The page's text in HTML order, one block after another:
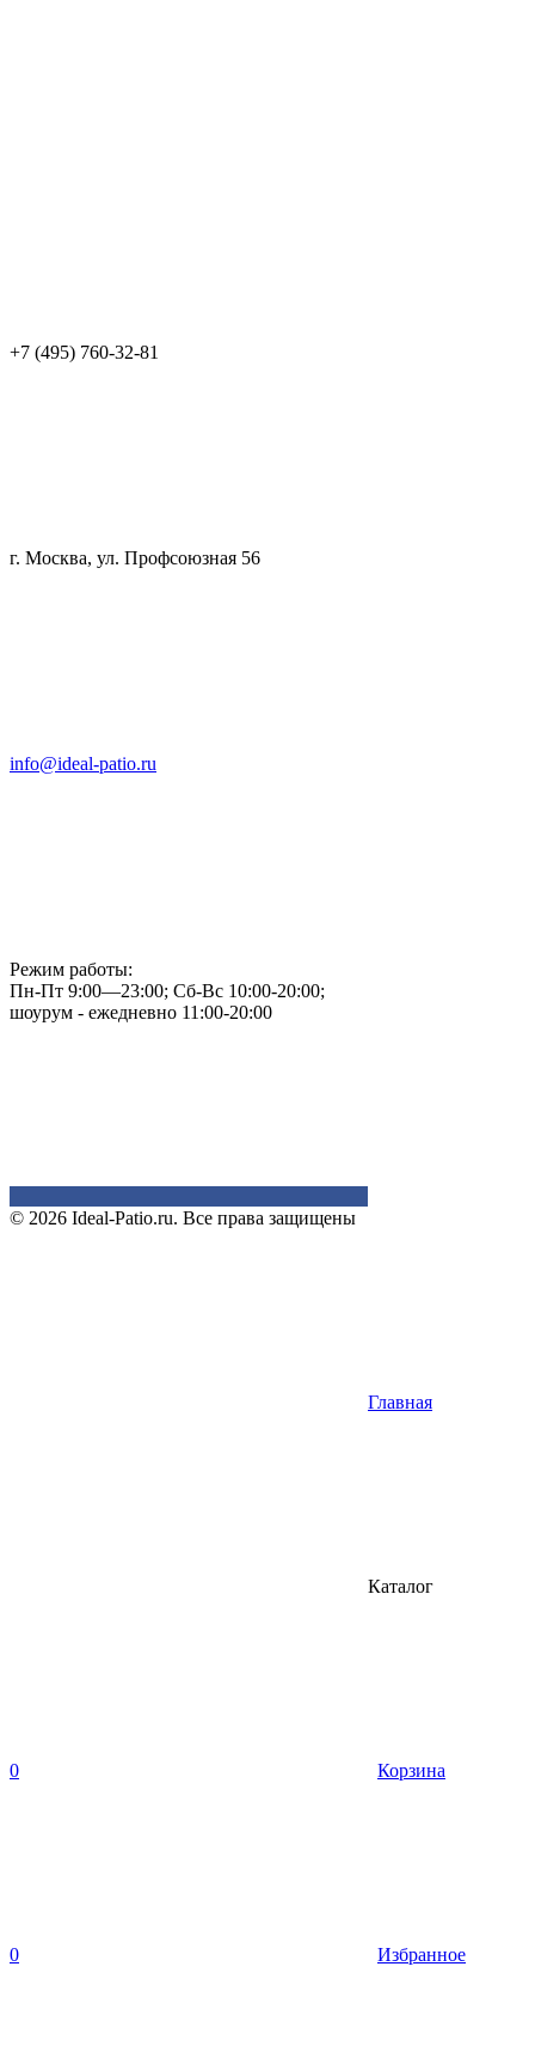
+7 (495) 760-32-81
г. Москва, ул. Профсоюзная 56
info@ideal-patio.ru
Режим работы:
Пн-Пт 9:00—23:00; Сб-Вс 10:00-20:00;
шоурум - ежедневно 11:00-20:00
© 2026 Ideal-Patio.ru. Все права защищены
Главная
Каталог
0 Корзина
0 Избранное